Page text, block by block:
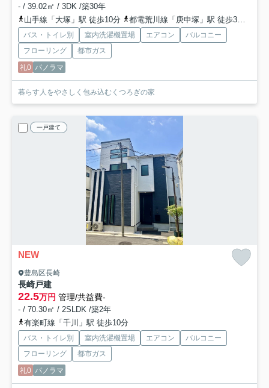
- / 39.02㎡ / 3DK /築30年
山手線「大塚」駅 徒歩10分
都電荒川線「庚申塚」駅 徒歩3分
バス・トイレ別 室内洗濯機置場 エアコン
バルコニー
フローリング
都市ガス
礼0 パノラマ
暮らす人をやさしく包み込むくつろぎの家
一戸建て
NEW
豊島区長崎
長崎戸建
22.5万円 管理/共益費-
- / 70.30㎡ / 2SLDK /築2年
有楽町線「千川」駅 徒歩10分
バス・トイレ別 室内洗濯機置場 エアコン
バルコニー
フローリング
都市ガス
礼0 パノラマ